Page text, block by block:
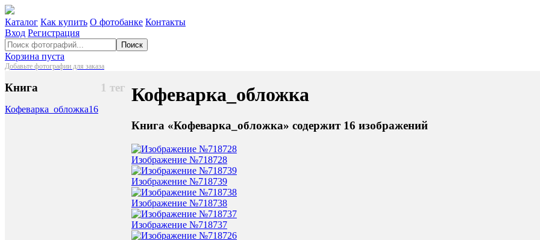
Каталог Как купить О фотобанке Контакты
Вход Регистрация
Поиск
Корзина пуста
Добавьте фотографии для заказа
1 тег
Книга
Кофеварка_обложка16
Кофеварка_обложка
Книга «Кофеварка_обложка» содержит 16 изображений
Изображение №718728
Изображение №718739
Изображение №718738
Изображение №718737